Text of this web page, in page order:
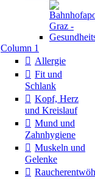
Column 1
Allergie
Fit und
Schlank
Kopf, Herz
und Kreislauf
Mund und
Zahnhygiene
Muskeln und
Gelenke